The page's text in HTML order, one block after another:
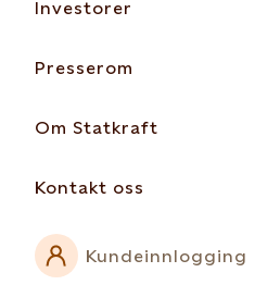
Investorer
Presserom
Om Statkraft
Kontakt oss
Kundeinnlogging